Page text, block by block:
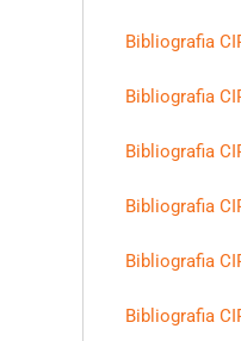
Bibliografia
Bibliografia
Bibliografia
Bibliografia
Bibliografia
Bibliografia